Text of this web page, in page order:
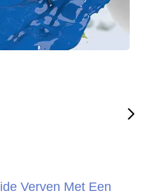
Verven Met Een